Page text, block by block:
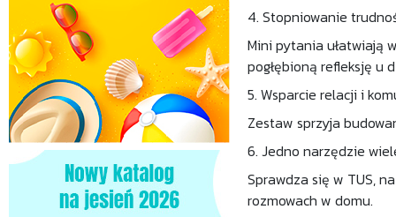
4. Stopniowanie
Mini pytania ułatwiają
pogłębioną refleksję u
5. Wsparcie relacji i
Zestaw sprzyja
6. Jedno narzędzie
Sprawdza się w TUS,
rozmowach w domu.